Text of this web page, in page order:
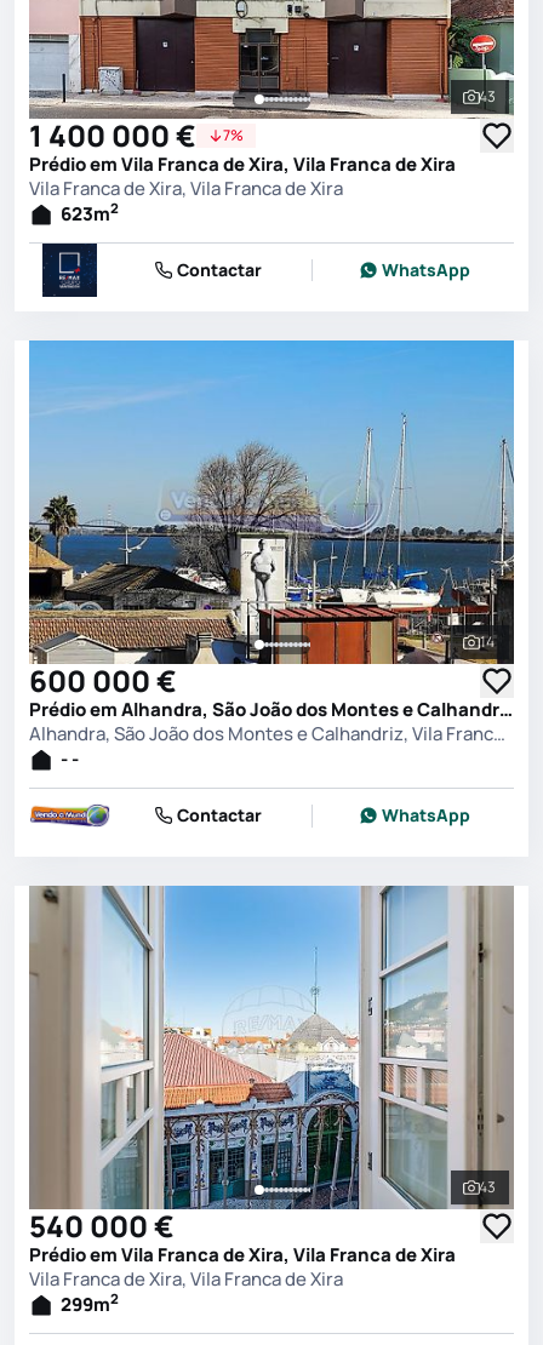
Ver
43
1 400 000 € 7%
Prédio em Vila Franca de Xira, Vila Franca de Xira
Vila Franca de Xira, Vila Franca de Xira
623m2
Contactar WhatsApp
Ver
14
600 000 €
Prédio em Alhandra, São João dos Montes e Calhandriz, Vila Franca de Xira
Alhandra, São João dos Montes e Calhandriz, Vila Franca de Xira
- -
Contactar WhatsApp
Ver
43
540 000 €
Prédio em Vila Franca de Xira, Vila Franca de Xira
Vila Franca de Xira, Vila Franca de Xira
299m2